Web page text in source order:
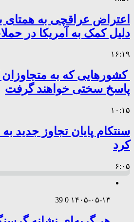
اعتراض عراقچی به همتای
دلیل کمک به آمریکا در
۱۶:۱۹
کشورهایی که به
پاسخ سختی خواهند گرفت
۱۰:۱۵
سنتکام پایان تجاوز جدید به
کرد
۶:۰۵
۱۴۰۵-۰۵-۱۳ 0
39